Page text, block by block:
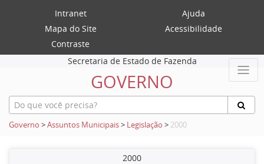
Intranet
Ajuda
Mapa do Site
Acessibilidade
Contraste
Secretaria de Estado de Fazenda
GOVERNO
Governo >Assuntos Municipais> Legislação > 2000
2000